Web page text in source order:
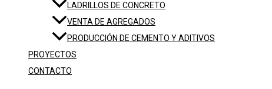
LADRILLOS DE CONCRETO
VENTA DE AGREGADOS
PRODUCCIÓN DE CEMENTO Y ADITIVOS
PROYECTOS
CONTACTO